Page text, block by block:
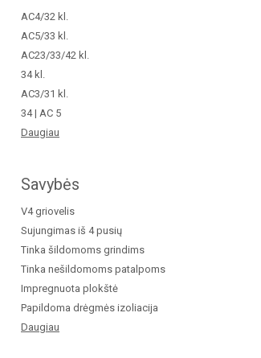
AC4/32 kl.
AC5/33 kl.
AC23/33/42 kl.
34 kl.
AC3/31 kl.
34 | AC 5
Daugiau
Savybės
V4 griovelis
Sujungimas iš 4 pusių
Tinka šildomoms grindims
Tinka nešildomoms patalpoms
Impregnuota plokštė
Papildoma drėgmės izoliacija
Daugiau